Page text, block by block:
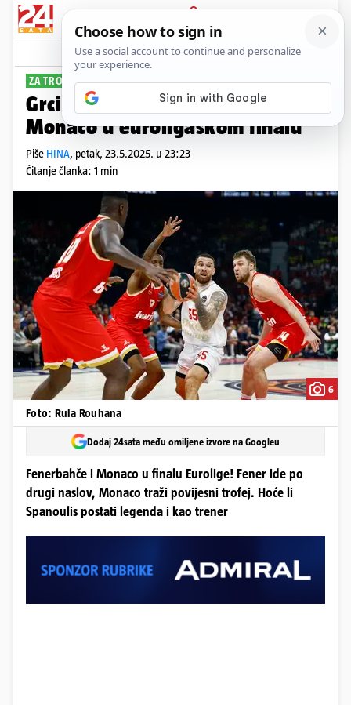
PRIJAVA
Sport Komentari
ZA TROFEJ U NEDJELJU
Grci posustali u pustinji: Fener i
Monaco u euroligaškom finalu
Piše HINA, petak, 23.5.2025. u 23:23
Čitanje članka: 1 min
6
Foto: Rula Rouhana
Dodaj 24sata među omiljene izvore na Googleu
Fenerbahče i Monaco u finalu Eurolige! Fener ide po
drugi naslov, Monaco traži povijesni trofej. Hoće li
Spanoulis postati legenda i kao trener